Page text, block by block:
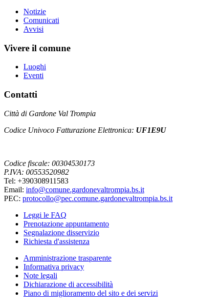
Notizie
Comunicati
Avvisi
Vivere il comune
Luoghi
Eventi
Contatti
Città di Gardone Val Trompia
Codice Univoco Fatturazione Elettronica: UF1E9U
Codice fiscale: 00304530173
P.IVA: 00553520982
Tel: +390308911583
Email: info@comune.gardonevaltrompia.bs.it
PEC: protocollo@pec.comune.gardonevaltrompia.bs.it
Leggi le FAQ
Prenotazione appuntamento
Segnalazione disservizio
Richiesta d'assistenza
Amministrazione trasparente
Informativa privacy
Note legali
Dichiarazione di accessibilità
Piano di miglioramento del sito e dei servizi